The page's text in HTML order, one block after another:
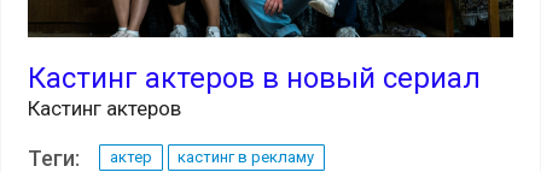
Кастинг актеров в новый сериал
Кастинг актеров
Теги: актер кастинг в рекламу